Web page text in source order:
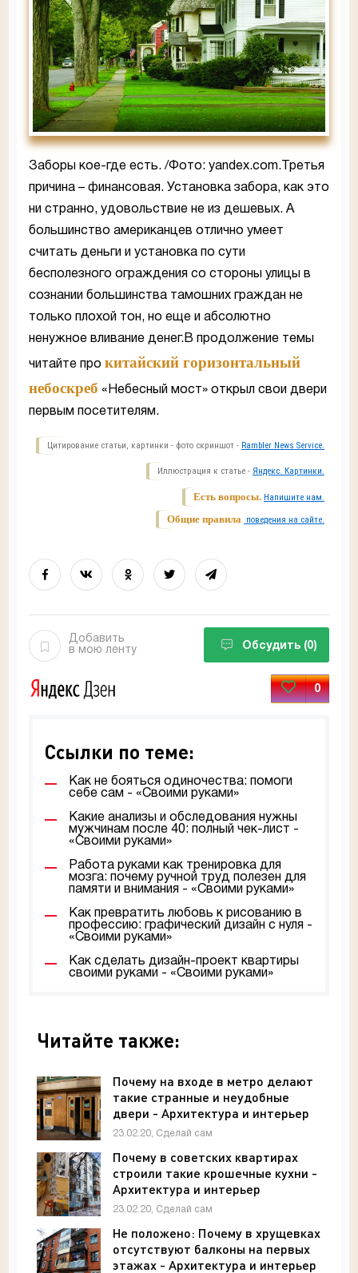
Заборы кое-где есть. /Фото: yandex.com.Третья
причина – финансовая. Установка забора, как это
ни странно, удовольствие не из дешевых. А
большинство американцев отлично умеет
считать деньги и установка по сути
бесполезного ограждения со стороны улицы в
сознании большинства тамошних граждан не
только плохой тон, но еще и абсолютно
ненужное вливание денег.В продолжение темы
читайте про китайский горизонтальный
небоскреб «Небесный мост» открыл свои двери
первым посетителям.
Цитирование статьи, картинки - фото скриншот - Rambler News Service.
Иллюстрация к статье - Яндекс. Картинки.
Есть вопросы. Напишите нам.
Общие правила поведения на сайте.
Добавить
в мою ленту
Обсудить (0)
0
Ссылки по теме:
Как не бояться одиночества: помоги
себе сам - «Своими руками»
Какие анализы и обследования нужны
мужчинам после 40: полный чек-лист -
«Своими руками»
Работа руками как тренировка для
мозга: почему ручной труд полезен для
памяти и внимания - «Своими руками»
Как превратить любовь к рисованию в
профессию: графический дизайн с нуля -
«Своими руками»
Как сделать дизайн-проект квартиры
своими руками - «Своими руками»
Читайте также:
Почему на входе в метро делают
такие странные и неудобные
двери - Архитектура и интерьер
23.02.20, Сделай сам
Почему в советских квартирах
строили такие крошечные кухни -
Архитектура и интерьер
23.02.20, Сделай сам
Не положено: Почему в хрущевках
отсутствуют балконы на первых
этажах - Архитектура и интерьер